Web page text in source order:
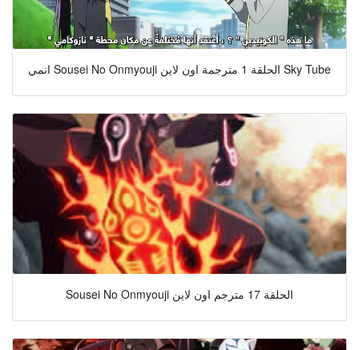
انمي Sousei No Onmyouji الحلقة 1 مترجمة اون لاين Sky Tube
Sousei No Onmyouji الحلقة 17 مترجم اون لاين